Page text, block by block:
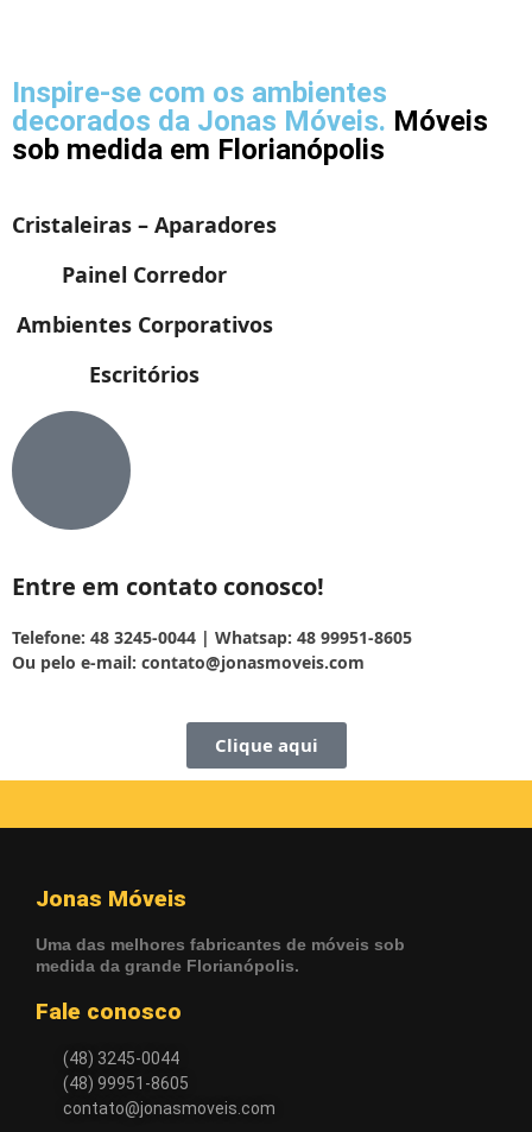
Inspire-se com os ambientes
decorados da Jonas Móveis. Móveis
sob medida em Florianópolis
Cristaleiras – Aparadores
Painel Corredor
Ambientes Corporativos
Escritórios
Entre em contato conosco!
Telefone: 48 3245-0044 | Whatsap: 48 99951-8605
Ou pelo e-mail: contato@jonasmoveis.com
Clique aqui
Jonas Móveis
Uma das melhores fabricantes de móveis sob
medida da grande Florianópolis.
Fale conosco
(48) 3245-0044
(48) 99951-8605
contato@jonasmoveis.com